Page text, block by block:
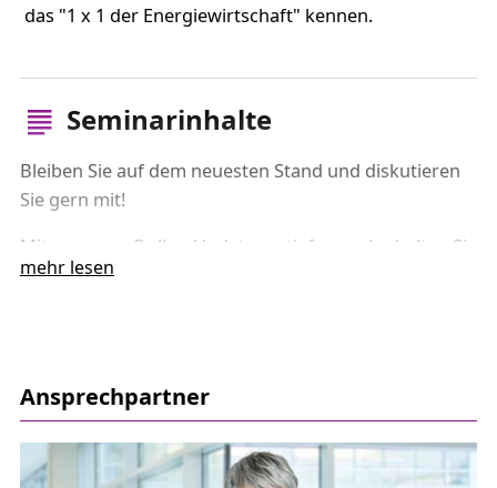
das "1 x 1 der Energiewirtschaft" kennen.
Seminarinhalte
Bleiben Sie auf dem neuesten Stand und diskutieren
Sie gern mit!
Mit unserem Online-Update vertiefen und erhalten Sie
Ihre energiewirtschaftlichen Grundkenntnisse. Für
kurze Zusammenfassung der Grundlagen
Wo steht die Energiewirtschaft Mitte des
mehr lesen
Ansprechpartner